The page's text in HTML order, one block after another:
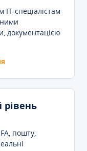
IT-спеціалістам
документацією
рівень
пошту,